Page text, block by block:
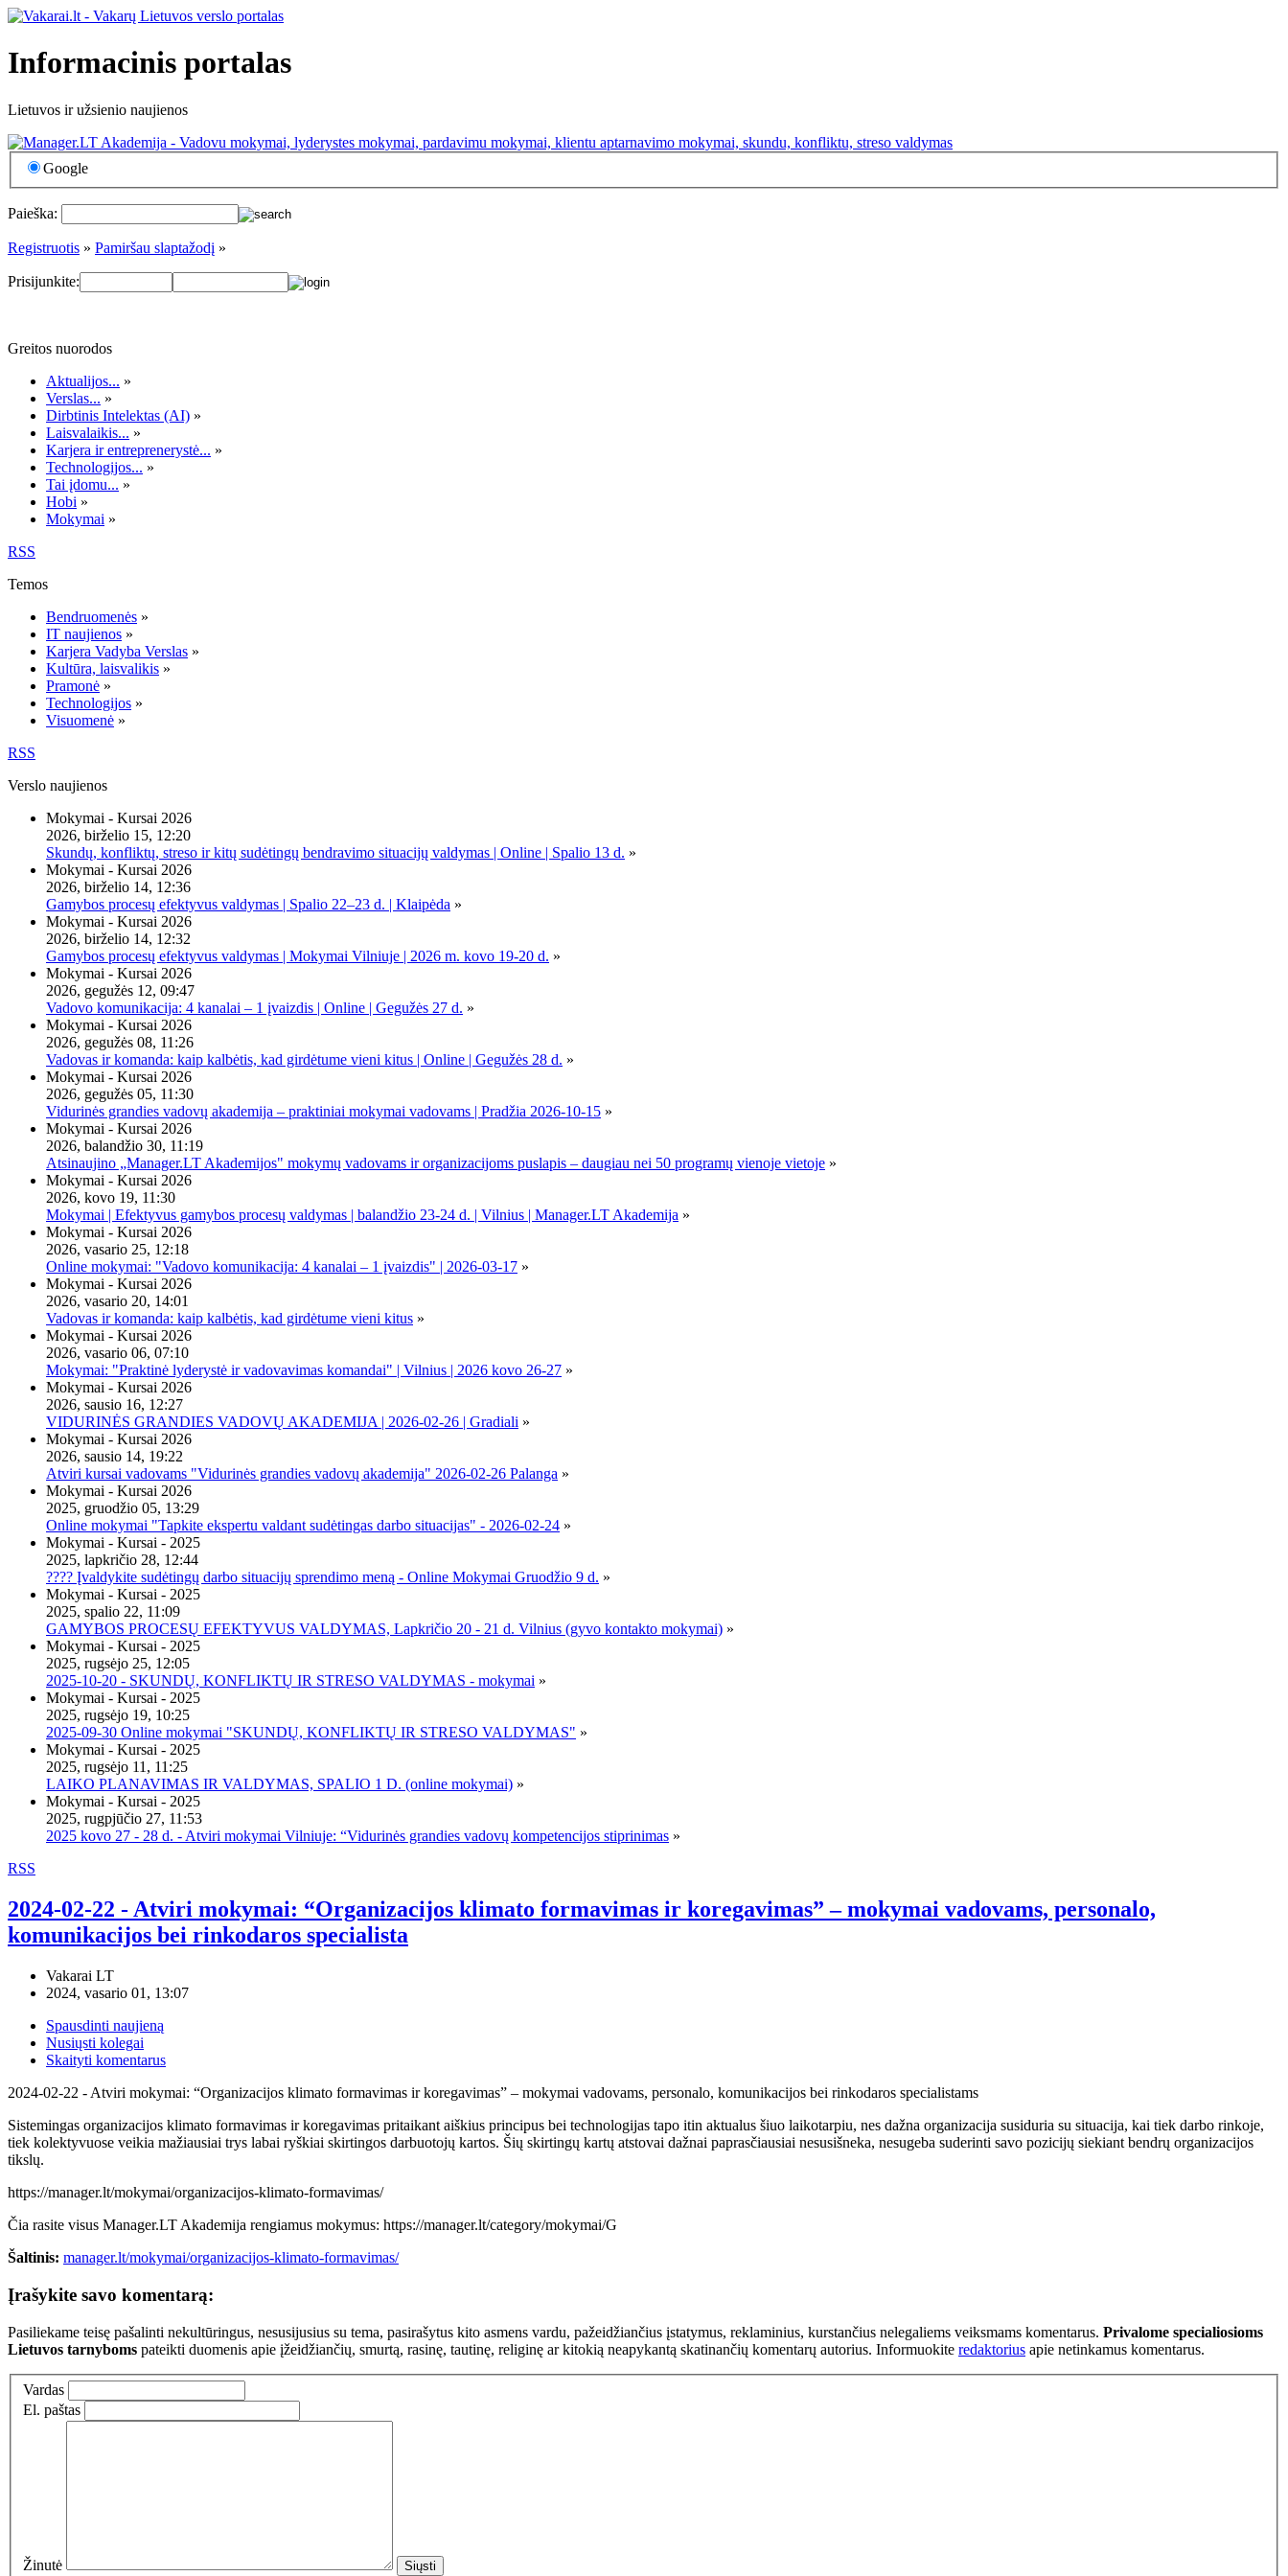
Informacinis portalas
Lietuvos ir užsienio naujienos
Google
Paieška:
Registruotis » Pamiršau slaptažodį »
Prisijunkite:
Greitos nuorodos
Aktualijos... »
Verslas... »
Dirbtinis Intelektas (AI) »
Laisvalaikis... »
Karjera ir entreprenerystė... »
Technologijos... »
Tai įdomu... »
Hobi »
Mokymai »
RSS
Temos
Bendruomenės »
IT naujienos »
Karjera Vadyba Verslas »
Kultūra, laisvalikis »
Pramonė »
Technologijos »
Visuomenė »
RSS
Verslo naujienos
Mokymai - Kursai 2026
2026, birželio 15, 12:20
Skundų, konfliktų, streso ir kitų sudėtingų bendravimo situacijų valdymas | Online | Spalio 13 d. »
Mokymai - Kursai 2026
2026, birželio 14, 12:36
Gamybos procesų efektyvus valdymas | Spalio 22–23 d. | Klaipėda »
Mokymai - Kursai 2026
2026, birželio 14, 12:32
Gamybos procesų efektyvus valdymas | Mokymai Vilniuje | 2026 m. kovo 19-20 d. »
Mokymai - Kursai 2026
2026, gegužės 12, 09:47
Vadovo komunikacija: 4 kanalai – 1 įvaizdis | Online | Gegužės 27 d. »
Mokymai - Kursai 2026
2026, gegužės 08, 11:26
Vadovas ir komanda: kaip kalbėtis, kad girdėtume vieni kitus | Online | Gegužės 28 d. »
Mokymai - Kursai 2026
2026, gegužės 05, 11:30
Vidurinės grandies vadovų akademija – praktiniai mokymai vadovams | Pradžia 2026-10-15 »
Mokymai - Kursai 2026
2026, balandžio 30, 11:19
Atsinaujino „Manager.LT Akademijos" mokymų vadovams ir organizacijoms puslapis – daugiau nei 50 programų vienoje vietoje »
Mokymai - Kursai 2026
2026, kovo 19, 11:30
Mokymai | Efektyvus gamybos procesų valdymas | balandžio 23-24 d. | Vilnius | Manager.LT Akademija »
Mokymai - Kursai 2026
2026, vasario 25, 12:18
Online mokymai: "Vadovo komunikacija: 4 kanalai – 1 įvaizdis" | 2026-03-17 »
Mokymai - Kursai 2026
2026, vasario 20, 14:01
Vadovas ir komanda: kaip kalbėtis, kad girdėtume vieni kitus »
Mokymai - Kursai 2026
2026, vasario 06, 07:10
Mokymai: "Praktinė lyderystė ir vadovavimas komandai" | Vilnius | 2026 kovo 26-27 »
Mokymai - Kursai 2026
2026, sausio 16, 12:27
VIDURINĖS GRANDIES VADOVŲ AKADEMIJA | 2026-02-26 | Gradiali »
Mokymai - Kursai 2026
2026, sausio 14, 19:22
Atviri kursai vadovams "Vidurinės grandies vadovų akademija" 2026-02-26 Palanga »
Mokymai - Kursai 2026
2025, gruodžio 05, 13:29
Online mokymai "Tapkite ekspertu valdant sudėtingas darbo situacijas" - 2026-02-24 »
Mokymai - Kursai - 2025
2025, lapkričio 28, 12:44
???? Įvaldykite sudėtingų darbo situacijų sprendimo meną - Online Mokymai Gruodžio 9 d. »
Mokymai - Kursai - 2025
2025, spalio 22, 11:09
GAMYBOS PROCESŲ EFEKTYVUS VALDYMAS, Lapkričio 20 - 21 d. Vilnius (gyvo kontakto mokymai) »
Mokymai - Kursai - 2025
2025, rugsėjo 25, 12:05
2025-10-20 - SKUNDŲ, KONFLIKTŲ IR STRESO VALDYMAS - mokymai »
Mokymai - Kursai - 2025
2025, rugsėjo 19, 10:25
2025-09-30 Online mokymai "SKUNDŲ, KONFLIKTŲ IR STRESO VALDYMAS" »
Mokymai - Kursai - 2025
2025, rugsėjo 11, 11:25
LAIKO PLANAVIMAS IR VALDYMAS, SPALIO 1 D. (online mokymai) »
Mokymai - Kursai - 2025
2025, rugpjūčio 27, 11:53
2025 kovo 27 - 28 d. - Atviri mokymai Vilniuje: “Vidurinės grandies vadovų kompetencijos stiprinimas »
RSS
2024-02-22 - Atviri mokymai: “Organizacijos klimato formavimas ir koregavimas” – mokymai vadovams, personalo,
komunikacijos bei rinkodaros specialista
Vakarai LT
2024, vasario 01, 13:07
Spausdinti naujieną
Nusiųsti kolegai
Skaityti komentarus
2024-02-22 - Atviri mokymai: “Organizacijos klimato formavimas ir koregavimas” – mokymai vadovams, personalo, komunikacijos bei rinkodaros specialistams
Sistemingas organizacijos klimato formavimas ir koregavimas pritaikant aiškius principus bei technologijas tapo itin aktualus šiuo laikotarpiu, nes dažna organizacija susiduria su situacija, kai tiek darbo rinkoje,
tiek kolektyvuose veikia mažiausiai trys labai ryškiai skirtingos darbuotojų kartos. Šių skirtingų kartų atstovai dažnai paprasčiausiai nesusišneka, nesugeba suderinti savo pozicijų siekiant bendrų organizacijos
tikslų.
https://manager.lt/mokymai/organizacijos-klimato-formavimas/
Čia rasite visus Manager.LT Akademija rengiamus mokymus: https://manager.lt/category/mokymai/G
Šaltinis: manager.lt/mokymai/organizacijos-klimato-formavimas/
Įrašykite savo komentarą:
Pasiliekame teisę pašalinti nekultūringus, nesusijusius su tema, pasirašytus kito asmens vardu, pažeidžiančius įstatymus, reklaminius, kurstančius nelegaliems veiksmams komentarus. Privalome specialiosioms
Lietuvos tarnyboms pateikti duomenis apie įžeidžiančių, smurtą, rasinę, tautinę, religinę ar kitokią neapykantą skatinančių komentarų autorius. Informuokite redaktorius apie netinkamus komentarus.
Vardas
El. paštas
Žinutė